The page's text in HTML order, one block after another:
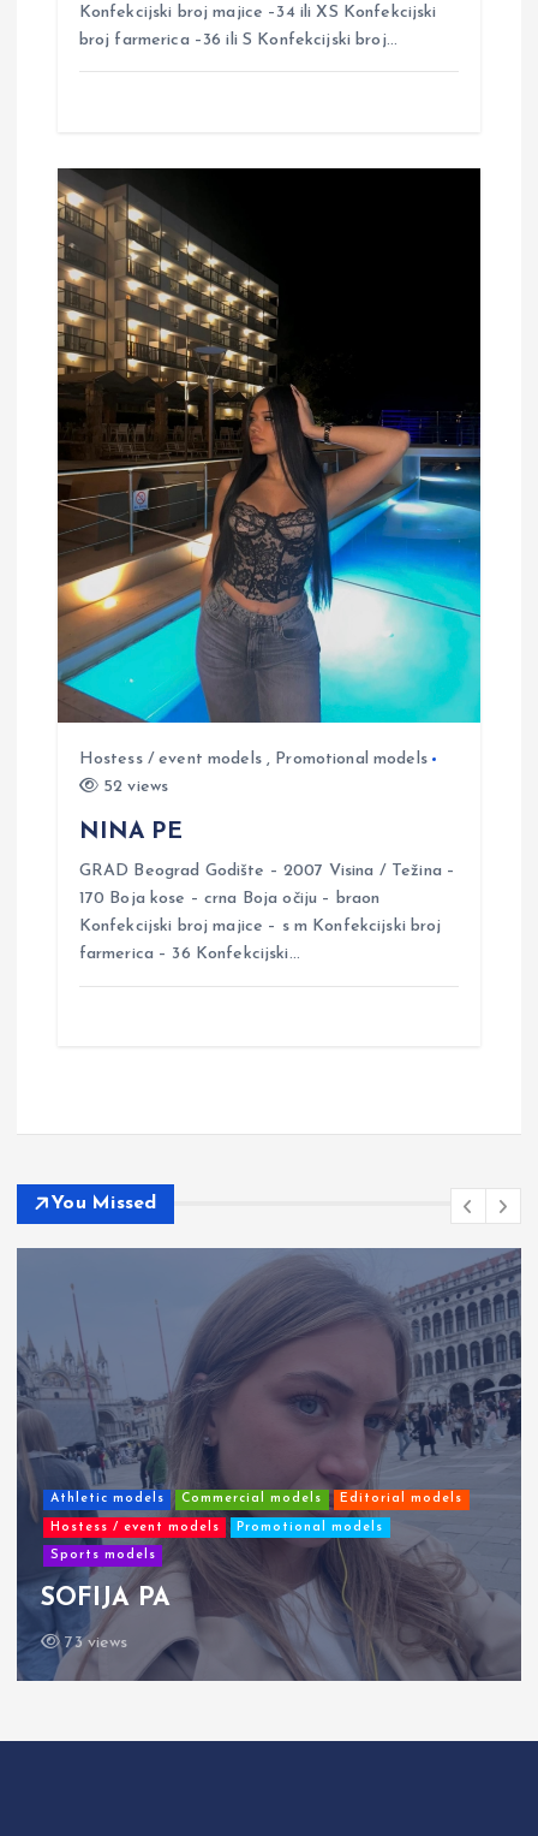
Konfekcijski broj majice –34 ili XS Konfekcijski
broj farmerica –36 ili S Konfekcijski broj…
Hostess / event models, Promotional models
52 views
NINA PE
GRAD Beograd Godište – 2007 Visina / Težina –
170 Boja kose – crna Boja očiju – braon
Konfekcijski broj majice – s m Konfekcijski broj
farmerica – 36 Konfekcijski…
You Missed
Athletic models Commercial models Editorial models
Hostess / event models Promotional models
Sports models
SOFIJA PA
73 views